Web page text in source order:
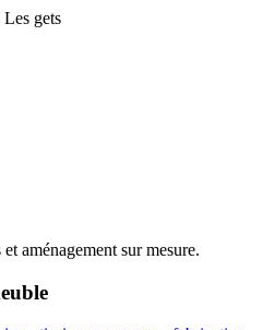
aménagement sur mesure.